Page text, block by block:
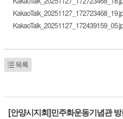
목록
[안양시지회]민주화운동기념관